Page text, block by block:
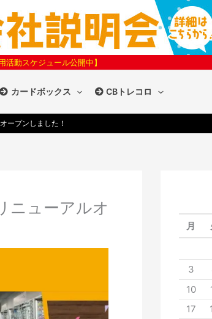
活動スケジュール公開中】
カードボックス CBトレコロ
ープンしました！
ニューアルオ
月
3
10
17